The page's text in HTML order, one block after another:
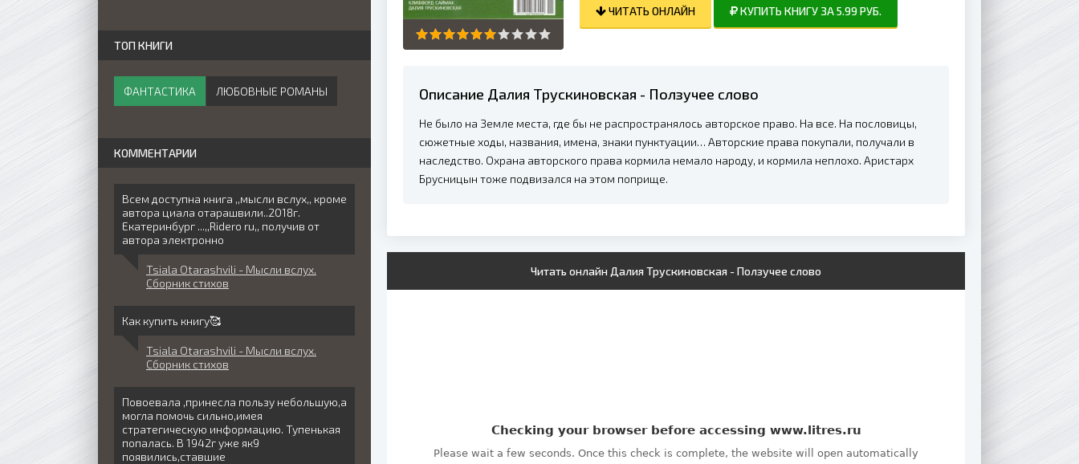
ЧИТАТЬ ОНЛАЙН КУПИТЬ КНИГУ ЗА 5.99 РУБ.
Описание Далия Трускиновская - Ползучее слово
Не было на Земле места, где бы не распространялось авторское право. На все. На пословицы,
сюжетные ходы, названия, имена, знаки пунктуации… Авторские права покупали, получали в
наследство. Охрана авторского права кормила немало народу, и кормила неплохо. Аристарх
Брусницын тоже подвизался на этом поприще.
Читать онлайн Далия Трускиновская - Ползучее слово
ТОП КНИГИ
ФАНТАСТИКА ЛЮБОВНЫЕ РОМАНЫ
КОММЕНТАРИИ
Всем доступна книга ,,мысли вслух,, кроме
автора циала отарашвили..2018г.
Екатеринбург ...,,Ridero ru,, получив от
автора электронно
Tsiala Otarashvili - Мысли вслух.
Сборник стихов
Как купить книгу🥰
Tsiala Otarashvili - Мысли вслух.
Сборник стихов
Повоевала ,принесла пользу небольшую,а
могла помочь сильно,имея
стратегическую информацию. Тупенькая
попалась. В 1942г уже як9
появились,ставшие